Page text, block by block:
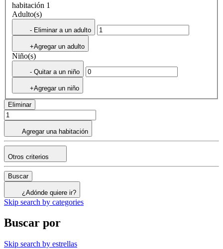
habitación 1
Adulto(s)
- Eliminar a un adulto
+Agregar un adulto
Niño(s)
- Quitar a un niño
+Agregar un niño
Eliminar
Agregar una habitación
Otros criterios
Buscar
¿Adónde quiere ir?
Skip search by categories
Buscar por
Skip search by estrellas